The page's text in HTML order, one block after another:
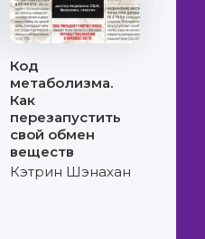
Код
метаболизма.
Как
перезапустить
свой обмен
веществ
Кэтрин Шэнахан